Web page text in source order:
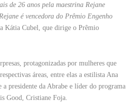
de 26 anos pela maestrina Rejane
é vencedora do Prêmio Engenho
Kátia Cubel, que dirige o Prêmio
protagonizadas por mulheres que
áreas, entre elas a estilista Ana
presidente da Abrabe e líder do programa
Good, Cristiane Foja.